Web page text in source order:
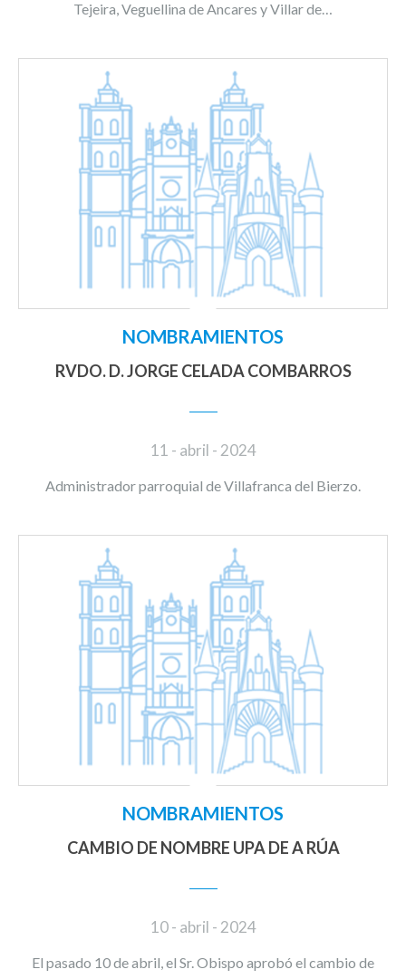
Tejeira, Veguellina de Ancares y Villar de…
NOMBRAMIENTOS
RVDO. D. JORGE CELADA COMBARROS
11 - abril - 2024
Administrador parroquial de Villafranca del Bierzo.
NOMBRAMIENTOS
CAMBIO DE NOMBRE UPA DE A RÚA
10 - abril - 2024
El pasado 10 de abril, el Sr. Obispo aprobó el cambio de